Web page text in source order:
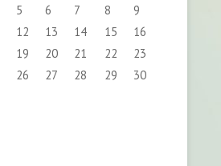
5 6 7 8
9
12 13 14 15
16
19 20 21 22
23
26 27 28 29
30